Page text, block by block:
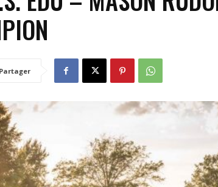
Partager